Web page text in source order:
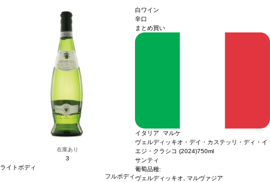
在庫あり
3
ライトボディ
フルボディ
白ワイン
辛口
まとめ買い
イタリア マルケ
ヴェルディッキオ・デイ・カステッリ・ディ・イ
エジ・クラシコ (2024)750ml
サンティ
葡萄品種:
ヴェルディッキオ, マルヴァジア